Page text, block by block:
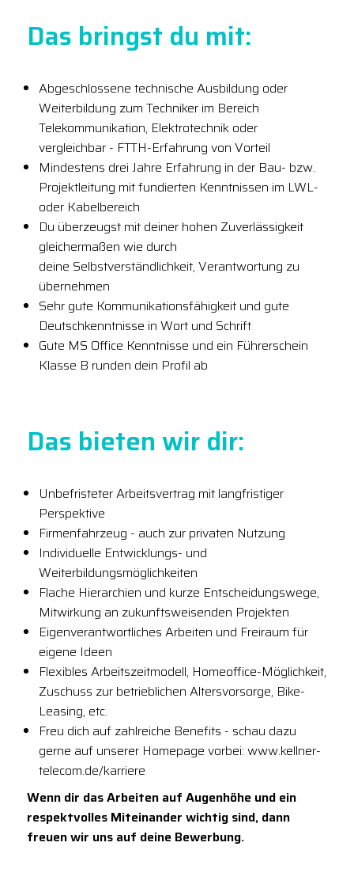
Das bringst du mit:
Abgeschlossene technische Ausbildung oder
Weiterbildung zum Techniker im Bereich
Telekommunikation, Elektrotechnik oder
vergleichbar - FTTH-Erfahrung von Vorteil
Mindestens drei Jahre Erfahrung in der Bau- bzw.
Projektleitung mit fundierten Kenntnissen im LWL-
oder Kabelbereich
Du überzeugst mit deiner hohen Zuverlässigkeit
gleichermaßen wie durch
deine Selbstverständlichkeit, Verantwortung zu
übernehmen
Sehr gute Kommunikationsfähigkeit und gute
Deutschkenntnisse in Wort und Schrift
Gute MS Office Kenntnisse und ein Führerschein
Klasse B runden dein Profil ab
Das bieten wir dir:
Unbefristeter Arbeitsvertrag mit langfristiger
Perspektive
Firmenfahrzeug - auch zur privaten Nutzung
Individuelle Entwicklungs- und
Weiterbildungsmöglichkeiten
Flache Hierarchien und kurze Entscheidungswege,
Mitwirkung an zukunftsweisenden Projekten
Eigenverantwortliches Arbeiten und Freiraum für
eigene Ideen
Flexibles Arbeitszeitmodell, Homeoffice-Möglichkeit,
Zuschuss zur betrieblichen Altersvorsorge, Bike-
Leasing, etc.
Freu dich auf zahlreiche Benefits - schau dazu
gerne auf unserer Homepage vorbei: www.kellner-
telecom.de/karriere
Wenn dir das Arbeiten auf Augenhöhe und ein
respektvolles Miteinander wichtig sind, dann
freuen wir uns auf deine Bewerbung.